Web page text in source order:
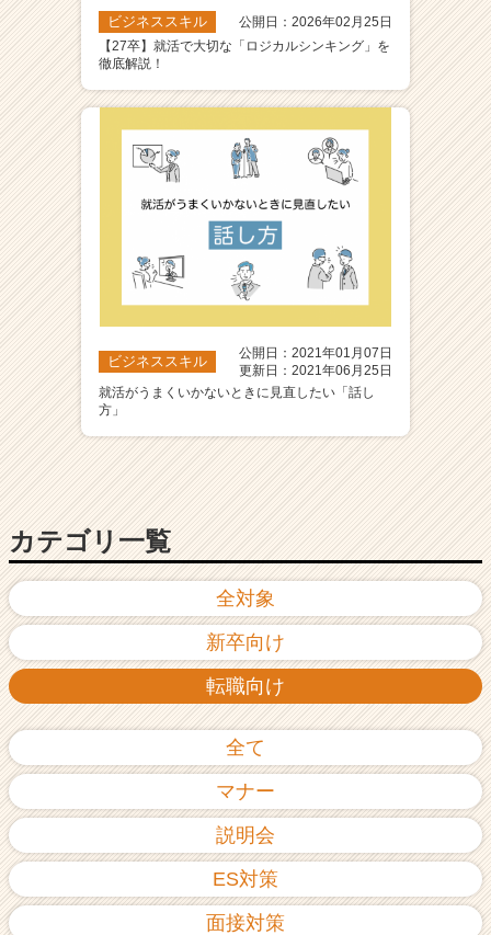
ア
キ
ア
（C
h
e
e
r
r）
全対象
新卒向け
転職向け
全て
マナー
説明会
ES対策
面接対策
ビジネススキル
公開日：2026年02月25日
【27卒】就活で大切な「ロジカルシンキング」を
徹底解説！
ビジネススキル
公開日：2021年01月07日
更新日：2021年06月25日
就活がうまくいかないときに見直したい「話し
方」
カテゴリ一覧